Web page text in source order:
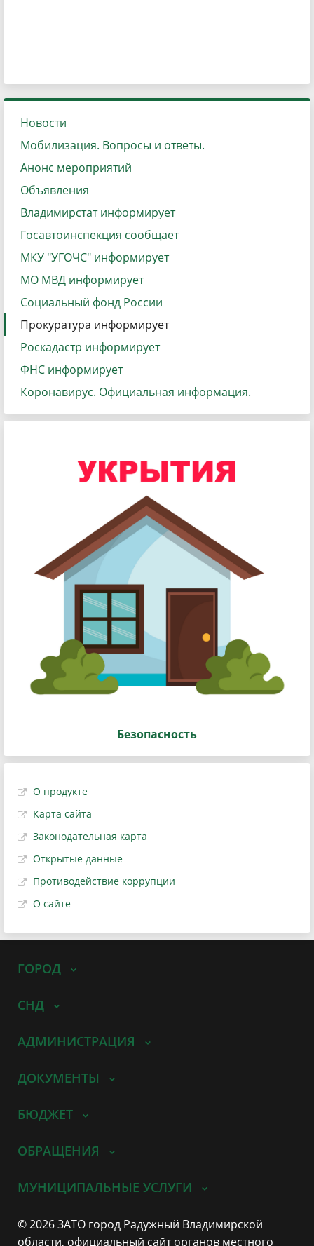
Новости
Мобилизация. Вопросы и ответы.
Анонс мероприятий
Объявления
Владимирстат информирует
Госавтоинспекция сообщает
МКУ "УГОЧС" информирует
МО МВД информирует
Социальный фонд России
Прокуратура информирует
Роскадастр информирует
ФНС информирует
Коронавирус. Официальная информация.
Безопасность
О продукте
Карта сайта
Законодательная карта
Открытые данные
Противодействие коррупции
О сайте
ГОРОД
СНД
АДМИНИСТРАЦИЯ
ДОКУМЕНТЫ
БЮДЖЕТ
ОБРАЩЕНИЯ
МУНИЦИПАЛЬНЫЕ УСЛУГИ
© 2026 ЗАТО город Радужный Владимирской
области, официальный сайт органов местного